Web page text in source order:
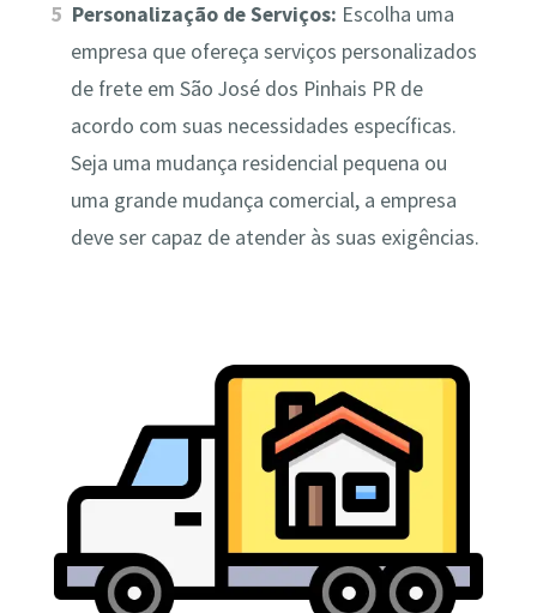
Personalização de Serviços: Escolha uma
empresa que ofereça serviços personalizados
de frete em São José dos Pinhais PR de
acordo com suas necessidades específicas.
Seja uma mudança residencial pequena ou
uma grande mudança comercial, a empresa
deve ser capaz de atender às suas exigências.